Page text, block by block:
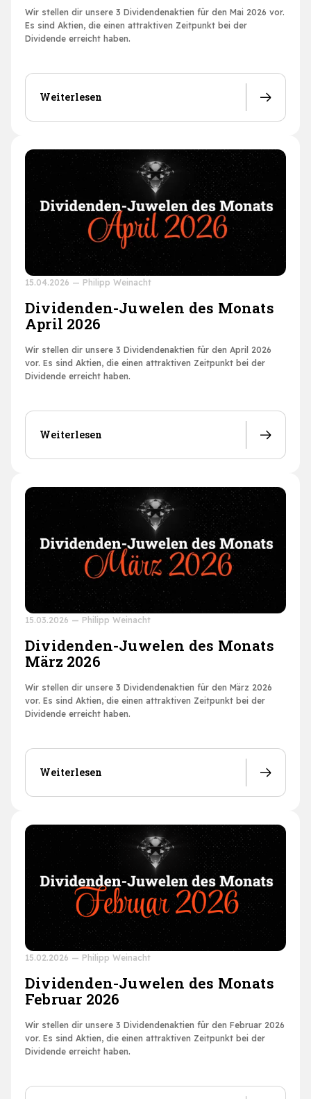
Wir stellen dir unsere 3 Dividendenaktien für den Mai 2026 vor.
Es sind Aktien, die einen attraktiven Zeitpunkt bei der
Dividende erreicht haben.
Weiterlesen
15.04.2026 — Philipp Weinacht
Dividenden-Juwelen des Monats
April 2026
Wir stellen dir unsere 3 Dividendenaktien für den April 2026
vor. Es sind Aktien, die einen attraktiven Zeitpunkt bei der
Dividende erreicht haben.
Weiterlesen
15.03.2026 — Philipp Weinacht
Dividenden-Juwelen des Monats
März 2026
Wir stellen dir unsere 3 Dividendenaktien für den März 2026
vor. Es sind Aktien, die einen attraktiven Zeitpunkt bei der
Dividende erreicht haben.
Weiterlesen
15.02.2026 — Philipp Weinacht
Dividenden-Juwelen des Monats
Februar 2026
Wir stellen dir unsere 3 Dividendenaktien für den Februar 2026
vor. Es sind Aktien, die einen attraktiven Zeitpunkt bei der
Dividende erreicht haben.